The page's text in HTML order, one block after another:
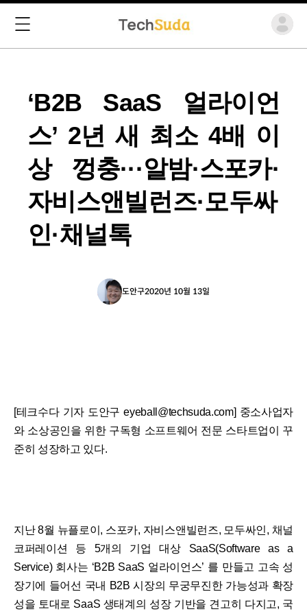
‘B2B SaaS 얼라이언
스’ 2년 새 최소 4배 이
상 껑충···알밤·스포카·
자비스앤빌런즈·모두싸
인·채널톡
도안구2020년 10월 13일
[테크수다 기자 도안구 eyeball@techsuda.com] 중소사업자
와 소상공인을 위한 구독형 소프트웨어 전문 스타트업이 꾸
준히 성장하고 있다.
지난 8월 뉴플로이, 스포카, 자비스앤빌런즈, 모두싸인, 채널
코퍼레이션 등 5개의 기업 대상 SaaS(Software as a
Service) 회사는 ‘B2B SaaS 얼라이언스’ 를 만들고 고속 성
장기에 들어선 국내 B2B 시장의 무궁무진한 가능성과 확장
성을 토대로 SaaS 생태계의 성장 기반을 견고히 다지고, 국